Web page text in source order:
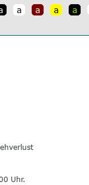
a a a a
Uhr.